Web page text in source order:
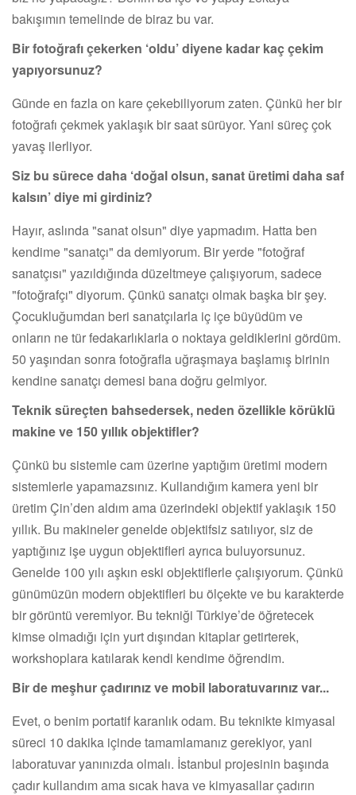
bakışımın temelinde de biraz bu var.
Bir fotoğrafı çekerken ‘oldu’ diyene kadar kaç çekim
yapıyorsunuz?
Günde en fazla on kare çekebiliyorum zaten. Çünkü her bir
fotoğrafı çekmek yaklaşık bir saat sürüyor. Yani süreç çok
yavaş ilerliyor.
Siz bu sürece daha ‘doğal olsun, sanat üretimi daha saf
kalsın’ diye mi girdiniz?
Hayır, aslında "sanat olsun" diye yapmadım. Hatta ben
kendime "sanatçı" da demiyorum. Bir yerde "fotoğraf
sanatçısı" yazıldığında düzeltmeye çalışıyorum, sadece
"fotoğrafçı" diyorum. Çünkü sanatçı olmak başka bir şey.
Çocukluğumdan beri sanatçılarla iç içe büyüdüm ve
onların ne tür fedakarlıklarla o noktaya geldiklerini gördüm.
50 yaşından sonra fotoğrafla uğraşmaya başlamış birinin
kendine sanatçı demesi bana doğru gelmiyor.
Teknik süreçten bahsedersek, neden özellikle körüklü
makine ve 150 yıllık objektifler?
Çünkü bu sistemle cam üzerine yaptığım üretimi modern
sistemlerle yapamazsınız. Kullandığım kamera yeni bir
üretim Çin’den aldım ama üzerindeki objektif yaklaşık 150
yıllık. Bu makineler genelde objektifsiz satılıyor, siz de
yaptığınız işe uygun objektifleri ayrıca buluyorsunuz.
Genelde 100 yılı aşkın eski objektiflerle çalışıyorum. Çünkü
günümüzün modern objektifleri bu ölçekte ve bu karakterde
bir görüntü veremiyor. Bu tekniği Türkiye’de öğretecek
kimse olmadığı için yurt dışından kitaplar getirterek,
workshoplara katılarak kendi kendime öğrendim.
Bir de meşhur çadırınız ve mobil laboratuvarınız var...
Evet, o benim portatif karanlık odam. Bu teknikte kimyasal
süreci 10 dakika içinde tamamlamanız gerekiyor, yani
laboratuvar yanınızda olmalı. İstanbul projesinin başında
çadır kullandım ama sıcak hava ve kimyasallar çadırın